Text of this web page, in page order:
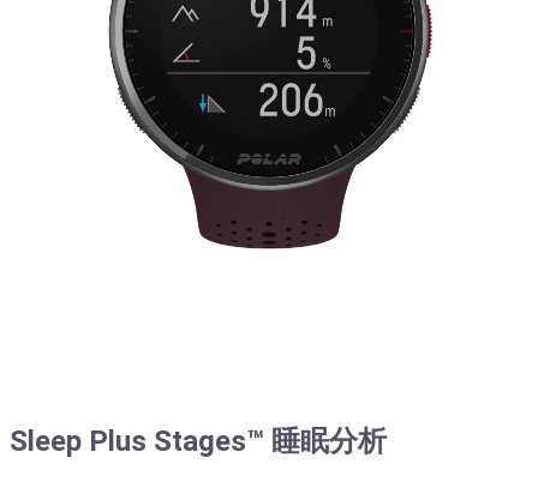
Sleep Plus Stages™ 睡眠分析